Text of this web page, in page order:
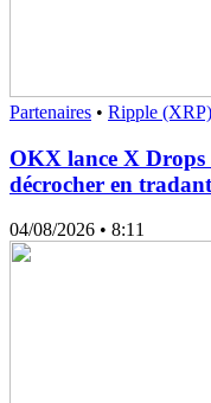
Partenaires • Ripple (XRP)
OKX lance X
décrocher en
04/08/2026 • 8:11